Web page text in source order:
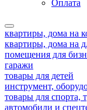
Оплата
квартиры, дома на
квартиры, дома на
помещения для
гаражи
товары для детей
инструмент,
товары для спорта,
автомобили и